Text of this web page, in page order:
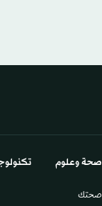
صحة وعلوم
صحتك